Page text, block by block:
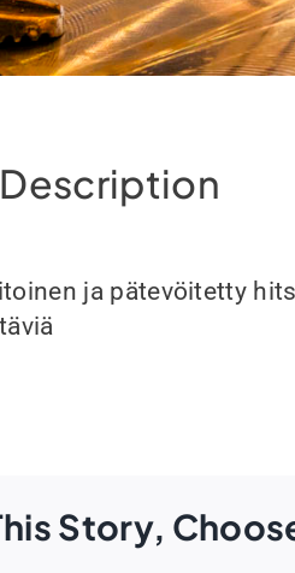
ja pätevöitetty
Story,